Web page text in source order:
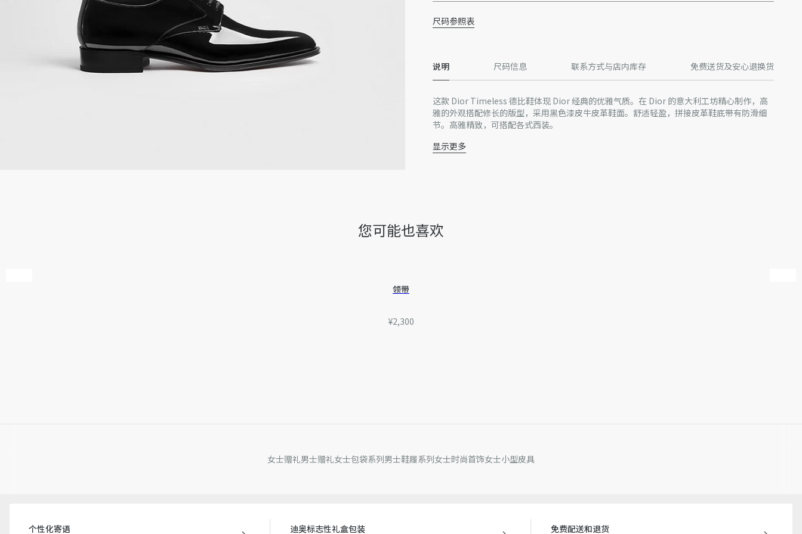
尺码参照表
说明 尺码信息 联系方式与店内库存 免费送货及安心退换货
这款 Dior Timeless 德比鞋体现 Dior 经典的优雅气质。在 Dior 的意大利工坊精心制作，高
雅的外观搭配修长的版型，采用黑色漆皮牛皮革鞋面。舒适轻盈，拼接皮革鞋底带有防滑细
节。高雅精致，可搭配各式西装。
黑色漆皮牛皮革
显示更多
您可能也喜欢
领带
¥2,300
女士赠礼男士赠礼女士包袋系列男士鞋履系列女士时尚首饰女士小型皮具
个性化寄语 迪奥标志性礼盒包装 免费配送和退货